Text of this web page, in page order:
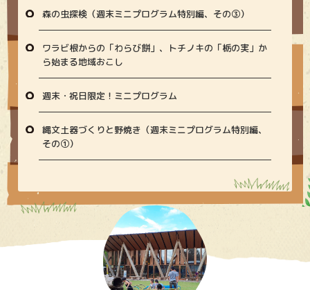
森の虫探検（週末ミニプログラム特別編、その③）
ワラビ根からの「わらび餅」、トチノキの「栃の実」か
ら始まる地域おこし
週末・祝日限定！ミニプログラム
縄文土器づくりと野焼き（週末ミニプログラム特別編、
その①）